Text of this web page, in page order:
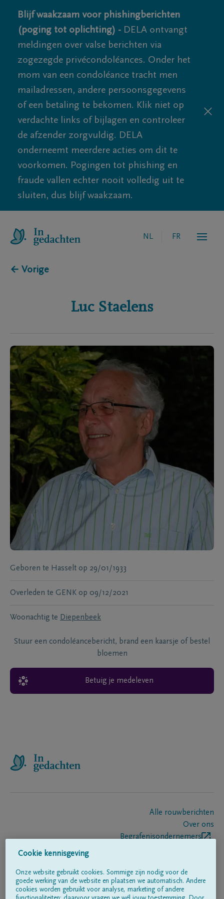
Blijf waakzaam voor phishingberichten
(poging tot oplichting) - DELA ontvangt
meldingen over valse berichten via
zogezegde privécondoléances. Onder het
mom van een condoléance tracht men
mailadressen, andere persoonsgegevens
of een betaling te bekomen. Klik niet op
verdachte links of bijlagen en controleer
de afzender zorgvuldig. DELA
onderneemt meerdere acties om dit te
voorkomen. Pogingen tot phishing en
fraude vallen echter nooit volledig uit te
sluiten, dus blijf waakzaam.
NL FR
← Vorige
Luc Staelens
Geboren te Hasselt op 29/01/1933
Overleden te GENK op 09/12/2021
Woonachtig te Diepenbeek
Stuur een condoléancebericht, brand een kaarsje of bestel
bloemen
Betuig je medeleven
Alle rouwberichten
Over ons
Begrafenisondernemers
Volg ons op
Cookie kennisgeving
Onze website gebruikt cookies. Sommige zijn nodig voor de
goede werking van de website en plaatsen we automatisch. Andere
cookies worden gebruikt voor analyse, marketing of andere